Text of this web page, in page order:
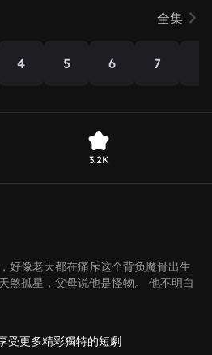
全集
4 5 6 7
3.2K
好像老天都在痛斥这个背负魔骨出生
煞孤星，父母说他是怪物。 他不明白
受更多精彩獨特的短劇